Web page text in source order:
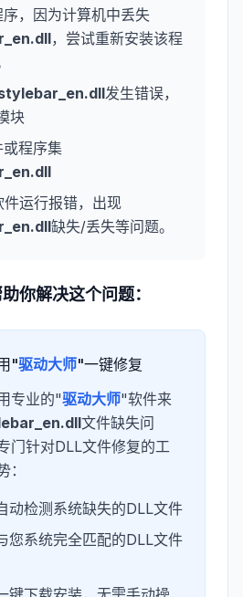
，因为计算机中丢失
，尝试重新安装该程
发生错误，
块
程序集
运行报错，出现
缺失/丢失等问题。
你解决这个问题：
"驱动大师"一键修复
专业的"驱动大师"软件来
文件缺失问
门针对DLL文件修复的工
动检测系统缺失的DLL文件
您系统完全匹配的DLL文件